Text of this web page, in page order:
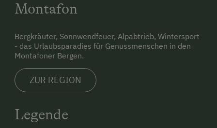
Montafon
Bergkräuter, Sonnwendfeuer, Alpabtrieb, Wintersport
- das Urlaubsparadies für Genussmenschen in den
Montafoner Bergen.
ZUR REGION
Legende